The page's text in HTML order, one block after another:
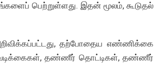
பெற்றுள்ளது. இதன் மூலம், கூடுதல்
தற்போதைய எண்ணிக்கை
தண்ணீர் தொட்டிகள், தண்ணீர்